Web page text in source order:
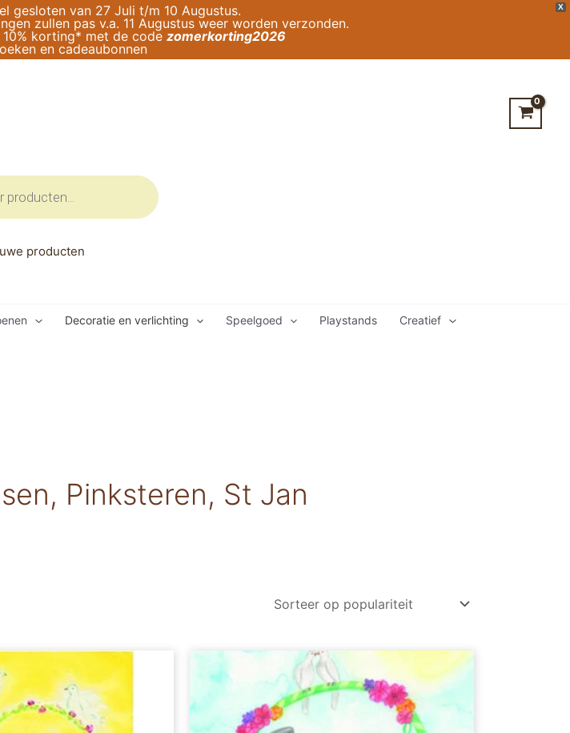
X
gesloten van 27 Juli t/m 10 Augustus.
zullen pas v.a. 11 Augustus weer worden verzonden.
korting* met de code zomerkorting2026
en cadeaubonnen
producten
Decoratie en verlichting Speelgoed Playstands Creatief
Pinksteren, St Jan